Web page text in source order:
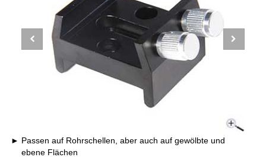
Passen auf Rohrschellen, aber auch auf gewölbte und
ebene Flächen